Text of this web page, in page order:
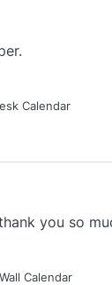
Calendar
you so
Calendar